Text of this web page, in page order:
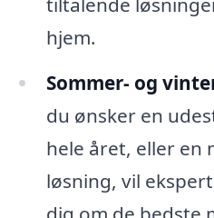
hjem.
Sommer- og
du ønsker en
hele året, eller en
løsning, vil